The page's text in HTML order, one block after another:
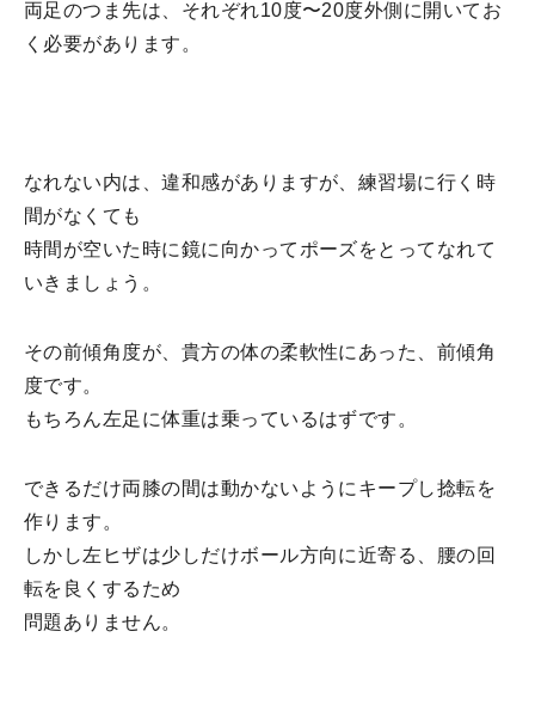
両足のつま先は、それぞれ10度〜20度外側に開いてお
く必要があります。
なれない内は、違和感がありますが、練習場に行く時
間がなくても
時間が空いた時に鏡に向かってポーズをとってなれて
いきましょう。
その前傾角度が、貴方の体の柔軟性にあった、前傾角
度です。
もちろん左足に体重は乗っているはずです。
できるだけ両膝の間は動かないようにキープし捻転を
作ります。
しかし左ヒザは少しだけボール方向に近寄る、腰の回
転を良くするため
問題ありません。